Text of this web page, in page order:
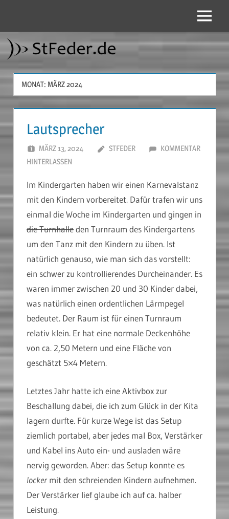
springen
Menü
MONAT: MÄRZ 2024
Lautsprecher
MÄRZ 13, 2024 STFEDER
KOMMENTAR
HINTERLASSEN
Im Kindergarten haben wir einen Karnevalstanz
mit den Kindern vorbereitet. Dafür trafen wir uns
einmal die Woche im Kindergarten und gingen in
die Turnhalleden Turnraum des Kindergartens
um den Tanz mit den Kindern zu üben. Ist
natürlich genauso, wie man sich das vorstellt:
ein schwer zu kontrollierendes Durcheinander. Es
waren immer zwischen 20 und 30 Kinder dabei,
was natürlich einen ordentlichen Lärmpegel
bedeutet. Der Raum ist für einen Turnraum
relativ klein. Er hat eine normale Deckenhöhe
von ca. 2,50 Metern und eine Fläche von
geschätzt 5×4 Metern.
Letztes Jahr hatte ich eine Aktivbox zur
Beschallung dabei, die ich zum Glück in der Kita
lagern durfte. Für kurze Wege ist das Setup
ziemlich portabel, aber jedes mal Box, Verstärker
und Kabel ins Auto ein- und ausladen wäre
nervig geworden. Aber: das Setup konnte es
locker mit den schreienden Kindern aufnehmen.
Der Verstärker lief glaube ich auf ca. halber
Leistung.